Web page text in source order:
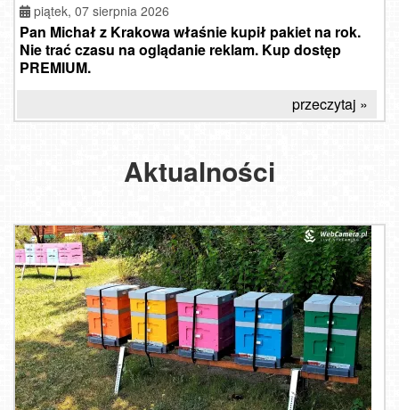
piątek, 07 sierpnia 2026
Pan Michał z Krakowa właśnie kupił pakiet na rok.
Nie trać czasu na oglądanie reklam. Kup dostęp
PREMIUM.
przeczytaj »
Aktualności